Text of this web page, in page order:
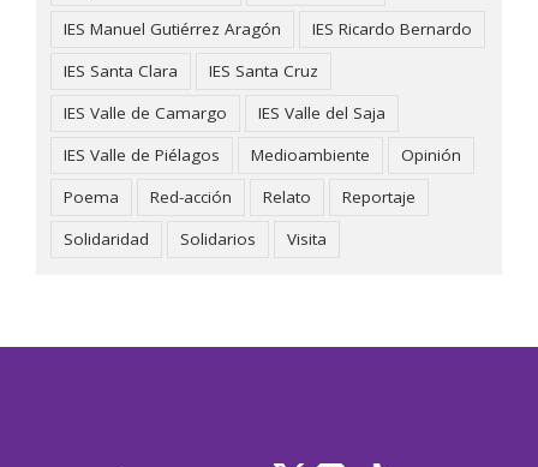
IES Manuel Gutiérrez Aragón
IES Ricardo Bernardo
IES Santa Clara
IES Santa Cruz
IES Valle de Camargo
IES Valle del Saja
IES Valle de Piélagos
Medioambiente
Opinión
Poema
Red-acción Relato
Reportaje
Solidaridad
Solidarios Visita